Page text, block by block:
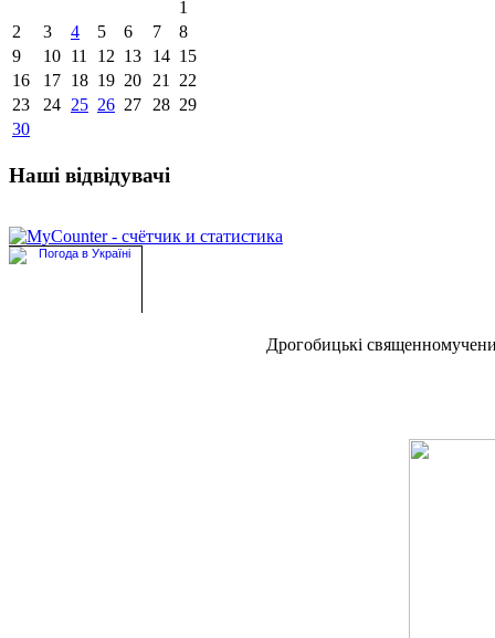
1
2
3 4 5 6 7
8
9
10 11 12 13 14 15
16
17 18 19 20 21
22
23
24 25 26 27 28 29
30
Наші відвідувачі
Дрогобицькі